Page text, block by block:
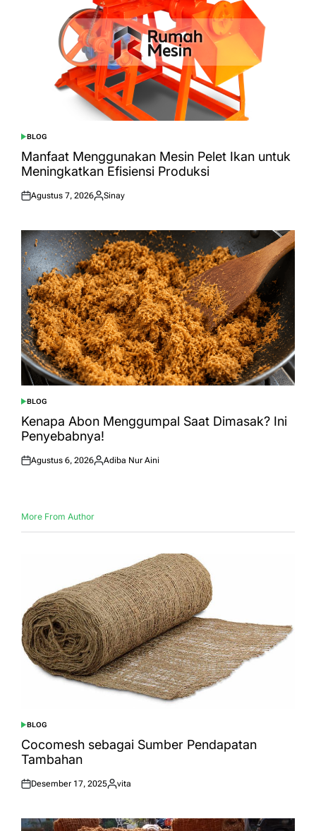
POSTED
IN
BLOG
Manfaat Menggunakan Mesin Pelet Ikan untuk
Meningkatkan Efisiensi Produksi
Posted
Agustus 7, 2026
Posted
Sinay
POSTED
IN
BLOG
Kenapa Abon Menggumpal Saat Dimasak? Ini
Penyebabnya!
Posted
Agustus 6, 2026
Posted
Adiba Nur Aini
More From Author
POSTED
IN
BLOG
Cocomesh sebagai Sumber Pendapatan
Tambahan
Posted
Desember 17, 2025
Posted
vita